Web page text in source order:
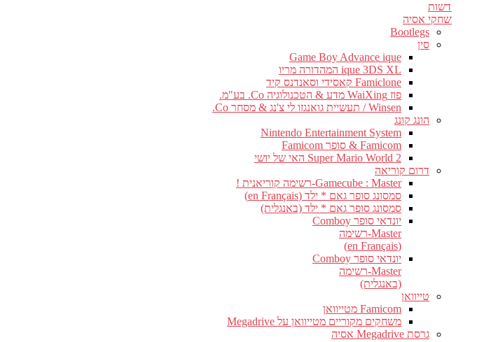
חדשות
משחקי אסיה
Bootlegs
סין
Game Boy Advance ique
ique 3DS XL המהדורה מריו
Famiclone קאסידי וסאנדנס קיד
פוז WaiXing מדע & הטכנולוגיה Co. בע"מ.
Winsen / תעשיית גואנגזו לי צ'נג & מסחר Co.
הונג קונג
Nintendo Entertainment System
Famicom & סופר Famicom
Super Mario World 2 האי של יושי
דרום קוריאה
Gamecube : Master-רשימה קוריאנית !
סמסונג סופר גאם * ילד (en Français)
סמסונג סופר גאם * ילד (באנגלית)
יונדאי סופר Comboy
Master-רשימה
(en Français)
יונדאי סופר Comboy
Master-רשימה
(באנגלית)
טייוואן
Famicom מטייוואן
משחקים מקוריים מטייוואן על Megadrive
גרסת Megadrive אסיה